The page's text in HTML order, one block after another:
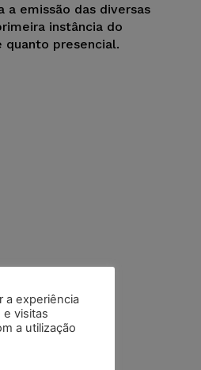
a emissão das diversas
instância do
presencial.
a experiência
e visitas
a utilização